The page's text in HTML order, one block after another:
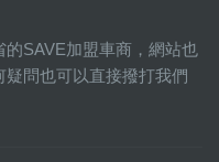
SAVE加盟車商，網站也
問也可以直接撥打我們